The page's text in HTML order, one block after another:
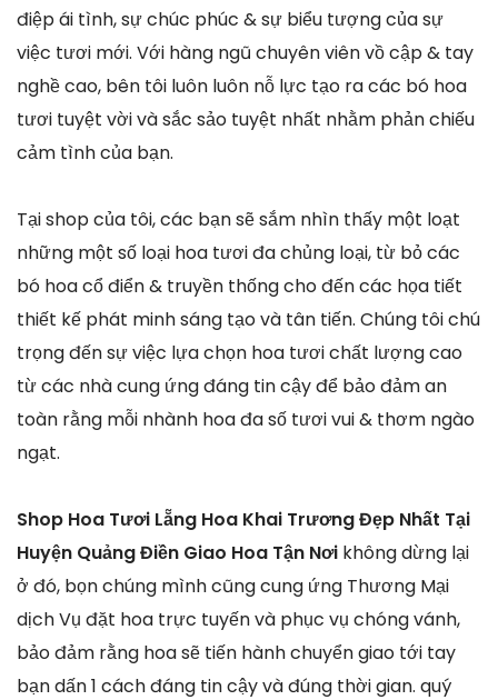
điệp ái tình, sự chúc phúc & sự biểu tượng của sự
việc tươi mới. Với hàng ngũ chuyên viên vồ cập & tay
nghề cao, bên tôi luôn luôn nỗ lực tạo ra các bó hoa
tươi tuyệt vời và sắc sảo tuyệt nhất nhằm phản chiếu
cảm tình của bạn.
Tại shop của tôi, các bạn sẽ sắm nhìn thấy một loạt
những một số loại hoa tươi đa chủng loại, từ bỏ các
bó hoa cổ điển & truyền thống cho đến các họa tiết
thiết kế phát minh sáng tạo và tân tiến. Chúng tôi chú
trọng đến sự việc lựa chọn hoa tươi chất lượng cao
từ các nhà cung ứng đáng tin cậy để bảo đảm an
toàn rằng mỗi nhành hoa đa số tươi vui & thơm ngào
ngạt.
Shop Hoa Tươi Lẵng Hoa Khai Trương Đẹp Nhất Tại
Huyện Quảng Điền Giao Hoa Tận Nơi không dừng lại
ở đó, bọn chúng mình cũng cung ứng Thương Mại
dịch Vụ đặt hoa trực tuyến và phục vụ chóng vánh,
bảo đảm rằng hoa sẽ tiến hành chuyển giao tới tay
bạn dấn 1 cách đáng tin cậy và đúng thời gian. quý